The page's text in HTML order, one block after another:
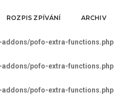
ROZPIS ZPÍVÁNÍ ARCHIV
pofo-extra-functions.php
pofo-extra-functions.php
pofo-extra-functions.php